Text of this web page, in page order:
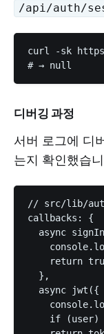
/api/auth/
curl -sk
디버깅 과정
서버 로그에 디
는지 확인했습
// src/lib/
callbacks: {
async
return
  },
async jwt({
if (user)